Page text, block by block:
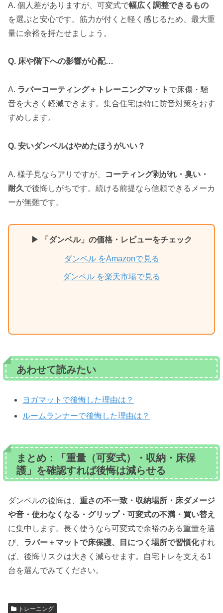
A. 個人差がありますが、可変式で幅広く調整できるもの
を選ぶと安心です。筋力が付くと軽く感じるため、最大重
量に余裕を持たせましょう。
Q. 床や階下への影響が心配…
A. ラバーコーティング＋トレーニングマット で床傷・騒
音を大きく軽減できます。集合住宅は特に防音対策をおす
すめします。
Q. 安いダンベルはやめたほうがいい？
A. 様子見ならアリですが、
コーティング剥がれ・臭い・
耐久で後悔しがちです。続ける前提なら信頼できるメーカ
ーが無難です。
▶ 「ダンベル」の価格・レビューをチェック
ダンベル をAmazonで見る
ダンベル を楽天市場で見る
あわせて読みたい
ヨガマットで後悔した理由は？
ルームランナーで後悔した理由は？
まとめ：「重量（可変式）・収納・床保
護」を確認すれば後悔は減らせる
ダンベルの後悔は、 重さの不一致・収納場所・床ダメージ
や音・使わなくなる・グリップ・可変式の不満・買い替え
に集中します。長く使うなら可変式で余裕のある重量を選
び、 ラバー＋マットで床保護、目につく場所で習慣化すれ
ば、後悔リスクは大きく減らせます。自宅トレを支える1
台を選んでみてください。
トレーニング